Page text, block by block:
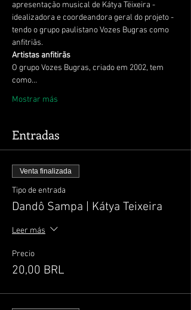
apresentação musical de Kátya Tëixeira -
idealizadora e coordeandora geral do projeto -
tendo o grupo paulistano Vozes Bugras como
anfitriãs.
Artistas anfitirãs
O grupo Vozes Bugras, criado em 2002, tem
como…
Mostrar más
Entradas
Venta finalizada
Tipo de entrada
Dandô Sampa | Kátya Teixeira
Leer más
Precio
20,00 BRL